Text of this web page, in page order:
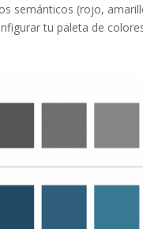
semánticos (rojo,
tu paleta de